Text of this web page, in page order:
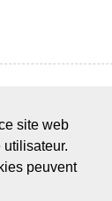
site web
peuvent